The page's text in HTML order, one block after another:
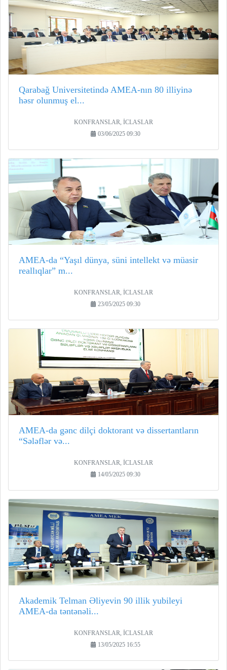
Qarabağ Universitetində AMEA-nın 80 illiyinə
həsr olunmuş el...
KONFRANSLAR, İCLASLAR
03/06/2025 09:30
AMEA-da “Yaşıl dünya, süni intellekt və müasir
reallıqlar” m...
KONFRANSLAR, İCLASLAR
23/05/2025 09:30
AMEA-da gənc dilçi doktorant və dissertantların
“Sələflər və...
KONFRANSLAR, İCLASLAR
14/05/2025 09:30
Akademik Telman Əliyevin 90 illik yubileyi
AMEA-da təntənəli...
KONFRANSLAR, İCLASLAR
13/05/2025 16:55